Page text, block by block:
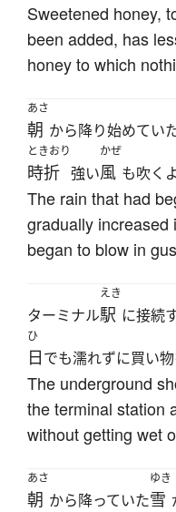
Sweetened honey,
been added, has
honey to which
あさ
朝 から降り始めてい
ときおり
時折 強い
かぜ
風 も吹く
The rain that had
gradually increased
began to blow in
ターミナル
えき
駅 に接続
ひ
日でも濡れずに買い
The underground
the terminal station
without getting wet
あさ
朝 から降っていた
ゆき
雪